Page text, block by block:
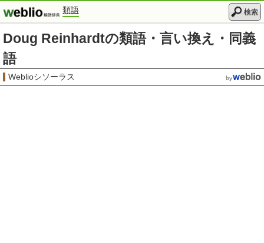
類語 検索
Doug Reinhardtの類語・言い換え・同義
語
Weblioシソーラス